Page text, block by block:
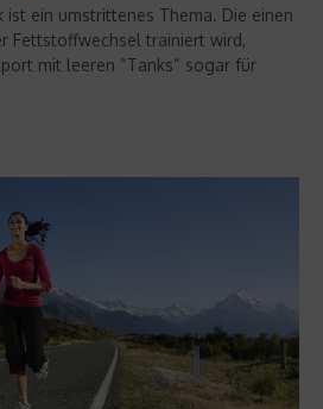
ist ein umstrittenes Thema. Die einen
Fettstoffwechsel trainiert wird,
mit leeren “Tanks“ sogar für